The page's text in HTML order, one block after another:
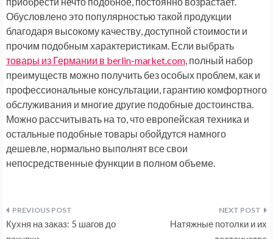
Обусловлено это популярностью такой продукции
благодаря высокому качеству, доступной стоимости и
прочим подобным характеристикам. Если выбрать
товары из Германии в berlin-market.com, полный набор
преимуществ можно получить без особых проблем, как и
профессиональные консультации, гарантию комфортного
обслуживания и многие другие подобные достоинства.
Можно рассчитывать на то, что европейская техника и
остальные подобные товары обойдутся намного
дешевле, нормально выполнят все свои
непосредственные функции в полном объеме.
Навигация
Кухня на заказ: 5 шагов до
Натяжные потолки и их